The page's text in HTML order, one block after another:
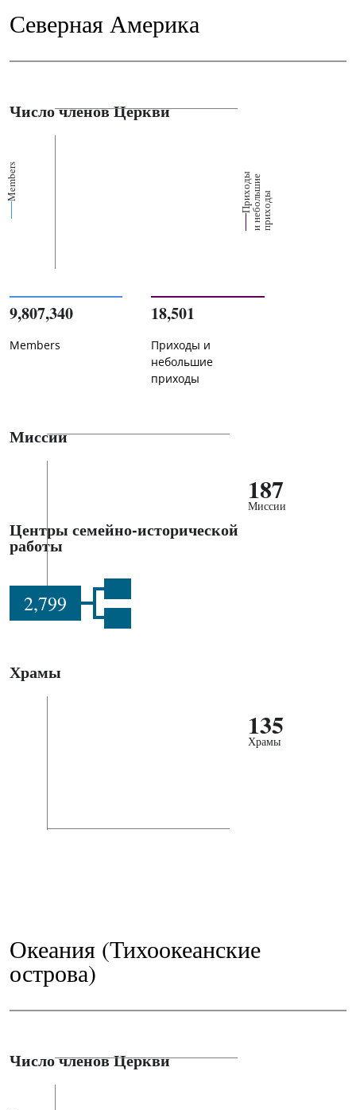
Северная Америка
Число членов Церкви
Members П
р
их
о
д
ы
и
н
е
б
о
ль
ш
ие
п
р
и
х
о
ды
9,807,340
Members
18,501
Приходы и
небольшие
приходы
Миссии
187
Миссии
Центры семейно-исторической
работы
2,799
Храмы
135
Храмы
Океания (Тихоокеанские
острова)
Число членов Церкви